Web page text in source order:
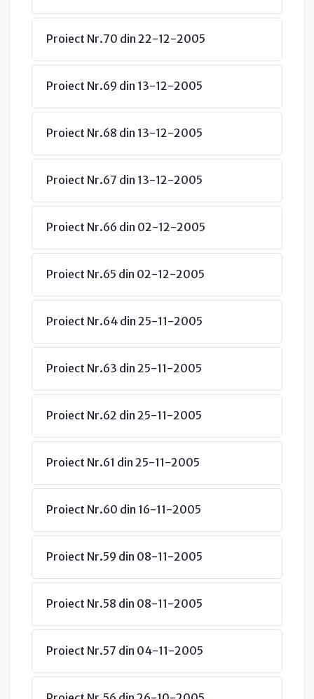
Proiect Nr.70 din 22-12-2005
Proiect Nr.69 din 13-12-2005
Proiect Nr.68 din 13-12-2005
Proiect Nr.67 din 13-12-2005
Proiect Nr.66 din 02-12-2005
Proiect Nr.65 din 02-12-2005
Proiect Nr.64 din 25-11-2005
Proiect Nr.63 din 25-11-2005
Proiect Nr.62 din 25-11-2005
Proiect Nr.61 din 25-11-2005
Proiect Nr.60 din 16-11-2005
Proiect Nr.59 din 08-11-2005
Proiect Nr.58 din 08-11-2005
Proiect Nr.57 din 04-11-2005